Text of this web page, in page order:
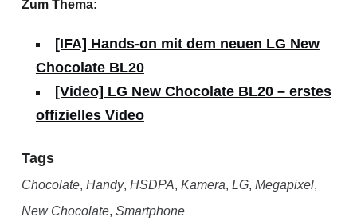
Zum Thema:
[IFA] Hands-on mit dem neuen LG New
Chocolate BL20
[Video] LG New Chocolate BL20 – erstes
offizielles Video
Tags
Chocolate, Handy, HSDPA, Kamera, LG, Megapixel,
New Chocolate, Smartphone